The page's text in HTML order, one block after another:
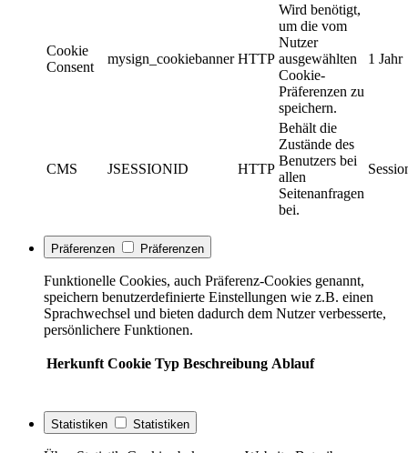
Cookie
Consent
mysign_cookiebanner HTTP
Wird benötigt,
um die vom
Nutzer
ausgewählten
Cookie-
Präferenzen zu
speichern.
1 Jahr
CMS JSESSIONID HTTP
Behält die
Zustände des
Benutzers bei
allen
Seitenanfragen
bei.
Präferenzen Präferenzen
Funktionelle Cookies, auch Präferenz-Cookies genannt,
speichern benutzerdefinierte Einstellungen wie z.B. einen
Sprachwechsel und bieten dadurch dem Nutzer verbesserte,
persönlichere Funktionen.
Herkunft Cookie Typ Beschreibung Ablauf
Statistiken Statistiken